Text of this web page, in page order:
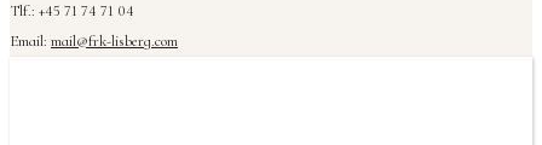
Tlf.: +45 71 74 71 04
Email: mail@frk-lisberg.com